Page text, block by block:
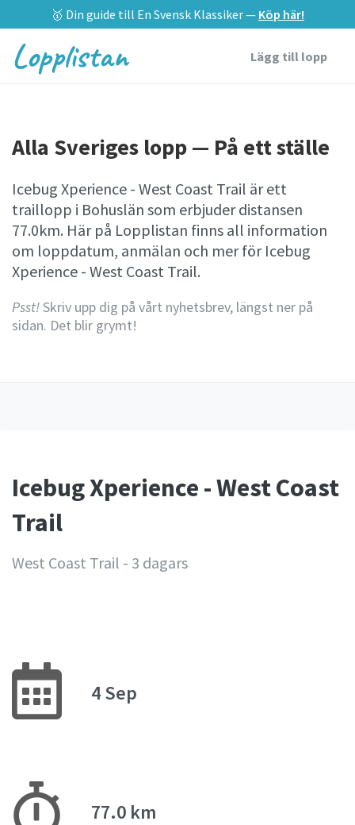
🥇 Din guide till En Svensk Klassiker — Köp här!
Lopplistan Lägg till lopp
Alla Sveriges lopp — På ett ställe
Icebug Xperience - West Coast Trail är ett
traillopp i Bohuslän som erbjuder distansen
77.0km. Här på Lopplistan finns all information
om loppdatum, anmälan och mer för Icebug
Xperience - West Coast Trail.
Psst!Skriv upp dig på vårt nyhetsbrev, längst ner på
sidan. Det blir grymt!
Icebug Xperience - West Coast
Trail
West Coast Trail - 3 dagars
4 Sep
77.0 km